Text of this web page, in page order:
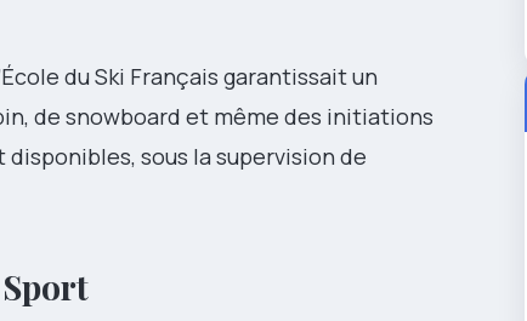
du Ski Français garantissait un
de snowboard et même des initiations
sous la supervision de